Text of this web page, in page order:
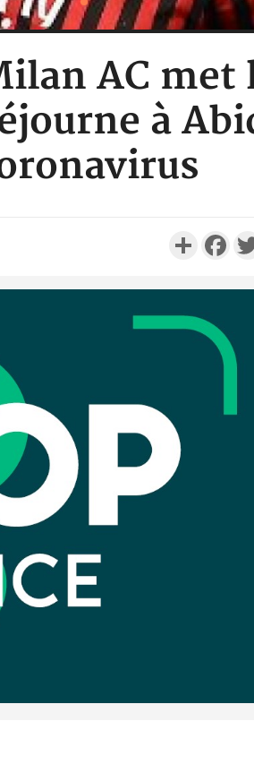
AC met
à
Partager
Côte
à